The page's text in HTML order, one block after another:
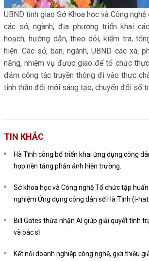
UBND tỉnh giao Sở Khoa học và Công
các sở, ngành, địa phương triển khai
hoạch; hướng dẫn, theo dõi, kiểm tra,
hiện. Các sở, ban, ngành, UBND các xã,
năng, nhiệm vụ được giao để tổ chức
đảm công tác truyền thông đi vào thực
tinh thần đổi mới sáng tạo, chuyển đổi số
TIN KHÁC
Hà Tĩnh công bố triển khai ứng dụng công
hợp nền tảng phản ánh hiện trường.
Sở khoa học và Công nghệ Tổ chức tập
nghiệm Ứng dụng công dân số Hà Tĩnh (i-
Bill Gates thừa nhận AI giúp giải quyết tình
và bác sĩ
Kết nối doanh nghiệp công nghệ, giới thiệu